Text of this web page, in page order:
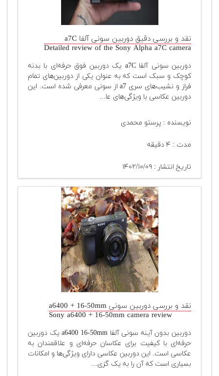
نقد و بررسی دقیق دوربین سونی آلفا a7C
Detailed review of the Sony Alpha a7C camera
دوربین سونی آلفا a7C یک دوربین فوق حرفه‌ای با بدنه
کوچک و سبک است که به عنوان یکی از دوربین‌های تمام
فراز و نشیب‌های سری a7 از سونی معرفی شده است. این
دوربین عکاسی با ویژگی‌های عا...
نویسنده : پرستو محمدی
مدت : ۴ دقیقه
تاریخ انتشار : ۱۴۰۲/۱۰/۰۹
نقد و بررسی دوربین سونی a6400 + 16-50mm
Sony a6400 + 16-50mm camera review
دوربین بدون آینه سونی آلفا a6400 16-50mm یک دوربین
حرفه‌ای با کیفیت برای عکاسان حرفه‌ای و علاقمندان به
عکاسی است. این دوربین عکاسی دارای ویژگی‌ها و امکانات
بسیاری است که آن را به یک گزی...